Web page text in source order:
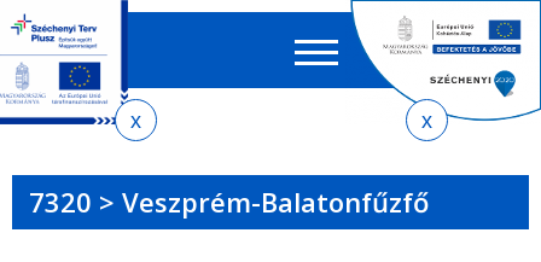
menetrendkeresőhöz
almenühöz
tartalomra
oldaltérképre
EN HU
űrlap
7320 > Veszprém-Balatonfűzfő